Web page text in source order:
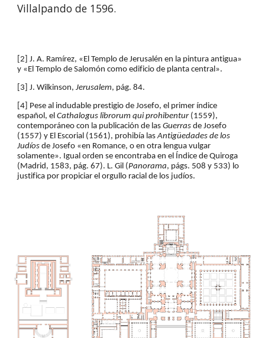
Villalpando de 1596.
[2] J. A. Ramírez, «El Templo de Jerusalén en la pintura antigua»
y «El Templo de Salomón como edificio de planta central».
[3] J. Wilkinson, Jerusalem, pág. 84.
[4] Pese al indudable prestigio de Josefo, el primer índice
español, el Cathalogus librorum qui prohibentur (1559),
contemporáneo con la publicación de las Guerras de Josefo
(1557) y El Escorial (1561), prohibía las Antigüedades de los
Judíos de Josefo «en Romance, o en otra lengua vulgar
solamente». Igual orden se encontraba en el Índice de Quiroga
(Madrid, 1583, pág. 67). L. Gil (Panorama, págs. 508 y 533) lo
justifica por propiciar el orgullo racial de los judíos.